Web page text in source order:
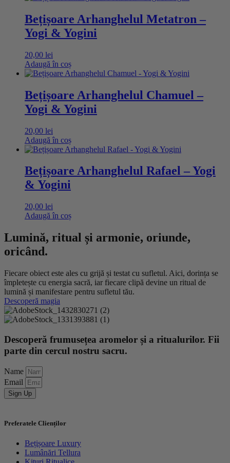
Bețișoare Arhanghelul Metatron –
Yogi & Yogini
20,00 lei
Adaugă în coș
Bețișoare Arhanghelul Chamuel –
Yogi & Yogini
20,00 lei
Adaugă în coș
Bețișoare Arhanghelul Rafael – Yogi
& Yogini
20,00 lei
Adaugă în coș
Lumină, ritual și armonie, oriunde,
oricând.
Fiecare obiect este ales cu grijă și testat cu sufletul. Aici, dorința se
împletește cu energia sacră, iar fiecare clipă devine un ritual de
lumină și manifestare pentru sufletul tău.
Descoperă magia
Descoperă frumusețea aromelor și a ritualurilor. Fii
parte din cercul nostru sacru.
Name
Email
Sign Up
Preferatele Clienților
Bețișoare Luxury
Lumânări Tellura